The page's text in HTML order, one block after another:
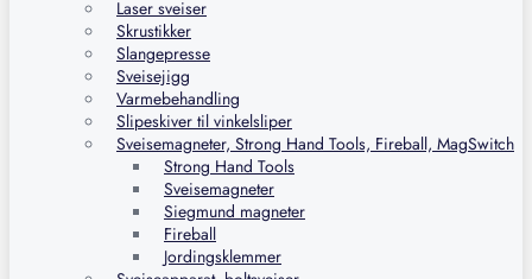
Laser sveiser
Skrustikker
Slangepresse
Sveisejigg
Varmebehandling
Slipeskiver til vinkelsliper
Sveisemagneter, Strong Hand Tools, Fireball, MagSwitch
Strong Hand Tools
Sveisemagneter
Siegmund magneter
Fireball
Jordingsklemmer